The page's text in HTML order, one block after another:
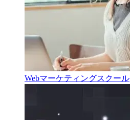
Webマーケティングスクール